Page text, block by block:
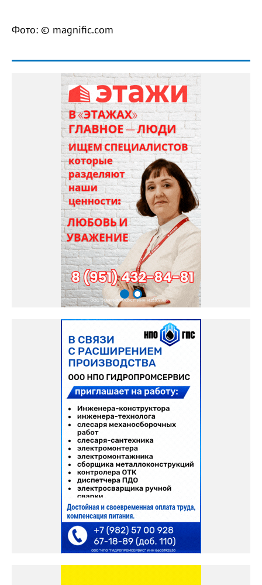
Фото: © magnific.com